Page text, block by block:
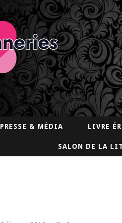
PRESSE & MÉDIA LIVRE
SALON DE LA